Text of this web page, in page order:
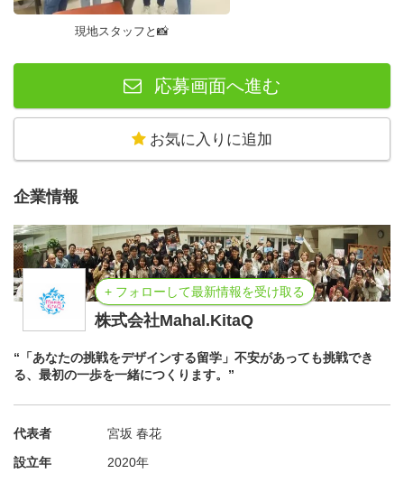
ます。
・最新イベント情報や、今後のプログラム案内がいち早く
届きます。
皆様のご応募を心よりお待ちしております！
現地スタッフと📸
応募画面へ進む
お気に入りに追加
企業情報
+ フォローして最新情報を受け取る
株式会社Mahal.KitaQ
“「あなたの挑戦をデザインする留学」不安があっても挑戦でき
る、最初の一歩を一緒につくります。”
代表者
宮坂 春花
設立年
2020年